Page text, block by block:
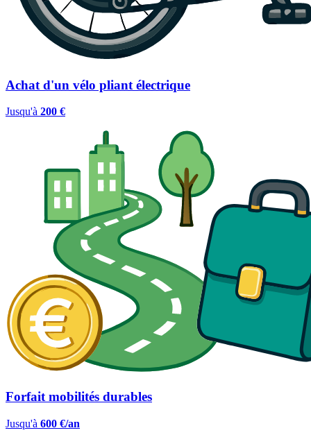
Achat d'un vélo pliant électrique
Jusqu'à 200 €
Forfait mobilités durables
Jusqu'à 600 €/an